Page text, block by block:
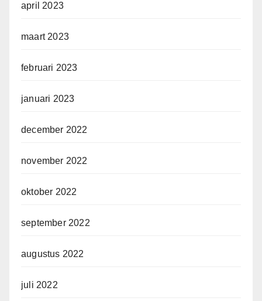
april 2023
maart 2023
februari 2023
januari 2023
december 2022
november 2022
oktober 2022
september 2022
augustus 2022
juli 2022